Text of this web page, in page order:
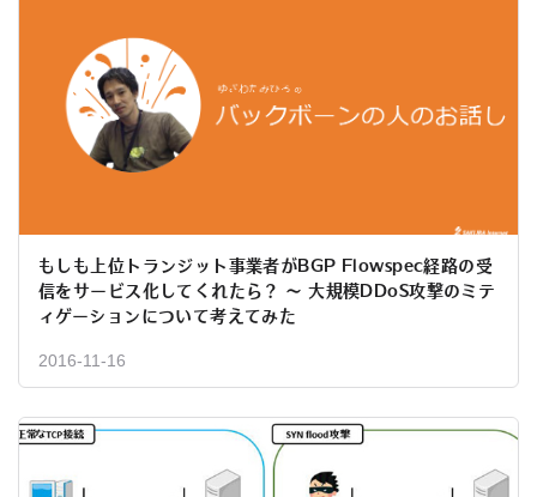
もしも上位トランジット事業者がBGP Flowspec経路の受
信をサービス化してくれたら？ ～ 大規模DDoS攻撃のミテ
ィゲーションについて考えてみた
2016-11-16